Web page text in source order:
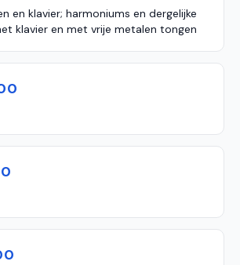
en klavier; harmoniums en dergelijke
klavier en met vrije metalen tongen